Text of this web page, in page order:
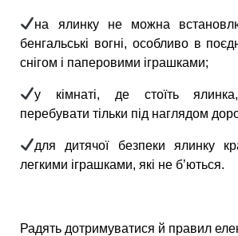
на ялинку не можна
бенгальські вогні, особливо в
снігом і паперовими іграшками;
у кімнаті, де стоїть
перебувати тільки під наглядом
для дитячої безпеки ялинку
легкими іграшками, які не б’ються.
Радять дотримуватися й правил